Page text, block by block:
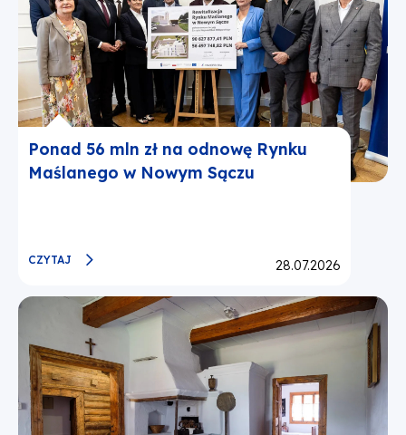
Ponad 56 mln zł na odnowę Rynku
Maślanego w Nowym Sączu
CZYTAJ Opublikowano:
28.07.2026